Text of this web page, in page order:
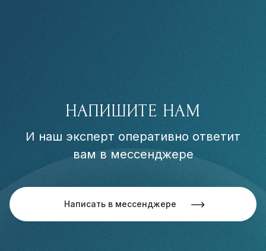
НАПИШИТЕ НАМ
И наш эксперт оперативно ответит
вам в мессенджере
Написать в мессенджере